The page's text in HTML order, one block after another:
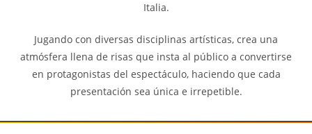
Italia.
Jugando con diversas disciplinas artísticas, crea una
atmósfera llena de risas que insta al público a convertirse
en protagonistas del espectáculo, haciendo que cada
presentación sea única e irrepetible.